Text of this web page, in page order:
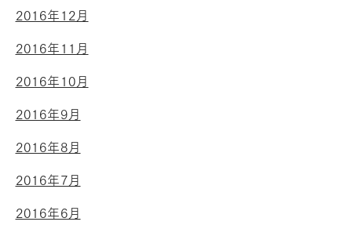
2016年12月
2016年11月
2016年10月
2016年9月
2016年8月
2016年7月
2016年6月